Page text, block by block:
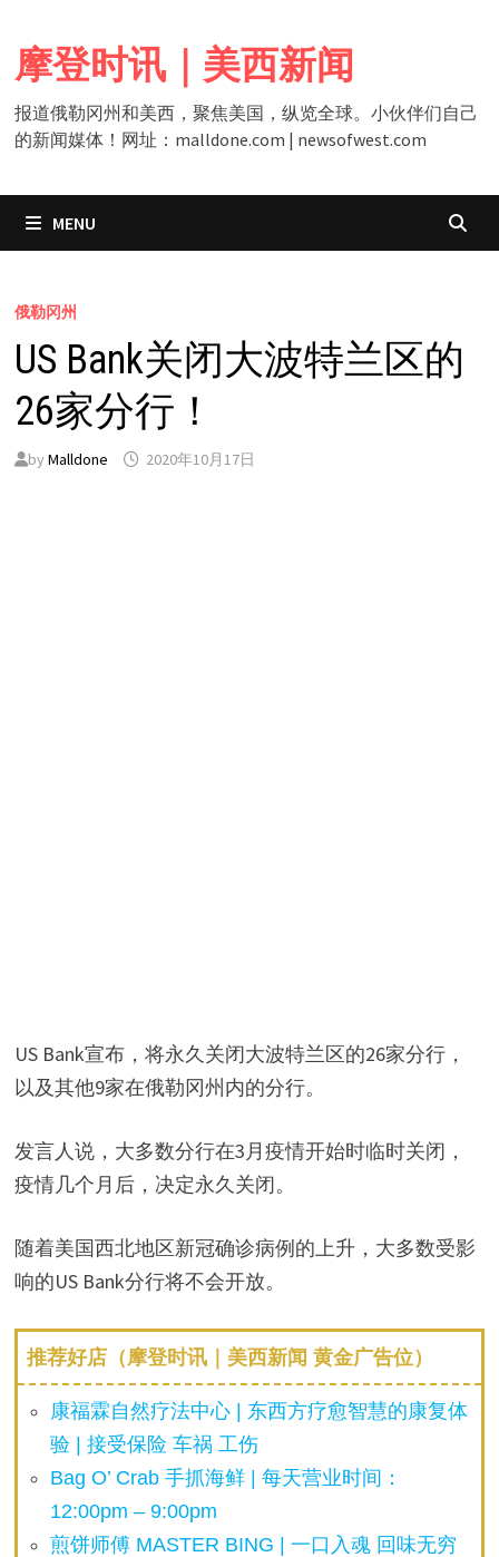
content
摩登时讯｜美西新闻
报道俄勒冈州和美西，聚焦美国，纵览全球。小伙伴们自己
的新闻媒体！网址：malldone.com | newsofwest.com
MENU
俄勒冈州
US Bank关闭大波特兰区的
26家分行！
by Malldone 2020年10月17日
US Bank宣布，将永久关闭大波特兰区的26家分行，
以及其他9家在俄勒冈州内的分行。
发言人说，大多数分行在3月疫情开始时临时关闭，
疫情几个月后，决定永久关闭。
随着美国西北地区新冠确诊病例的上升，大多数受影
响的US Bank分行将不会开放。
推荐好店（摩登时讯｜美西新闻 黄金广告位）
康福霖自然疗法中心 | 东西方疗愈智慧的康复体
验 | 接受保险 车祸 工伤
Bag O’ Crab 手抓海鲜 | 每天营业时间：
12:00pm – 9:00pm
煎饼师傅 MASTER BING | 一口入魂 回味无穷